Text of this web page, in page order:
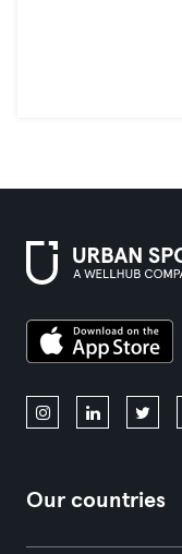
Our countries